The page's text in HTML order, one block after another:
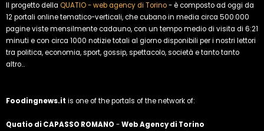
Il progetto della QUATIO - web agency di Torino- è composto ad oggi da
12 portali online tematico-verticali, che cubano in media circa 500.000
pagine viste mensilmente cadauno, con un tempo medio di visita di 6:21
minuti e con circa 1000 notizie totali al giorno disponibili per i nostri lettori
tra politica, economia, sport, gossip, spettacolo, società e tanto tanto
altro...
Foodingnews.it is one of the portals of the network of:
Quatio di CAPASSO ROMANO -Web Agency di Torino